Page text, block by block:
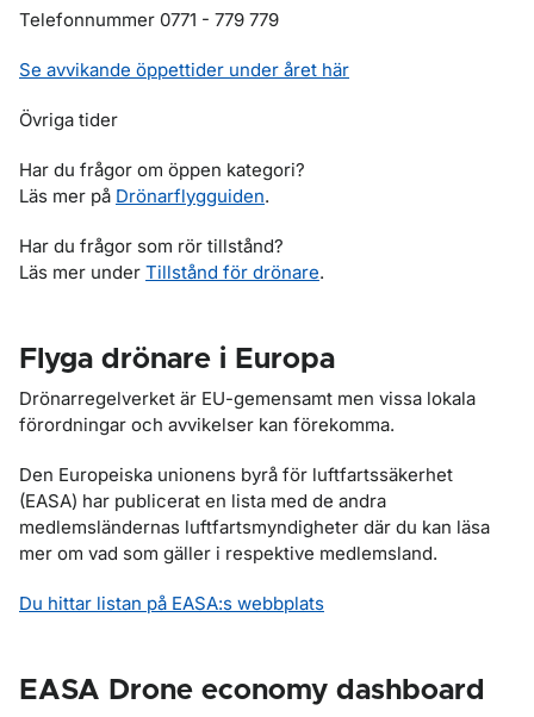
Telefonnummer 0771 - 779 779
Se avvikande öppettider under året här
Övriga tider
Har du frågor om öppen kategori?
Läs mer på Drönarflygguiden.
Har du frågor som rör tillstånd?
Läs mer under Tillstånd för drönare.
Flyga drönare i Europa
Drönarregelverket är EU-gemensamt men vissa lokala
förordningar och avvikelser kan förekomma.
Den Europeiska unionens byrå för luftfartssäkerhet
(EASA) har publicerat en lista med de andra
medlemsländernas luftfartsmyndigheter där du kan läsa
mer om vad som gäller i respektive medlemsland.
Du hittar listan på EASA:s webbplats
EASA Drone economy dashboard